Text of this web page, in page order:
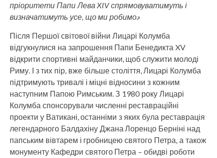
пріоритети Папи Лева XIV спрямовуватимуть і
визначатимуть усе, що ми робимо.»
Після Першої світової війни Лицарі Колумба
відгукнулися на запрошення Папи Бенедикта XV
відкрити спортивні майданчики, щоб служити молоді
Риму. І з тих пір, вже більше століття, Лицарі Колумба
підтримують тривалі і міцні відносини з кожним
наступним Папою Римським. З 1980 року Лицарі
Колумба спонсорували численні реставраційні
проекти у Ватикані, останніми з яких була реставрація
легендарного Балдахіну Джана Лоренцо Берніні над
папським вівтарем і гробницею святого Петра, а також
монументу Кафедри святого Петра – обидві роботи